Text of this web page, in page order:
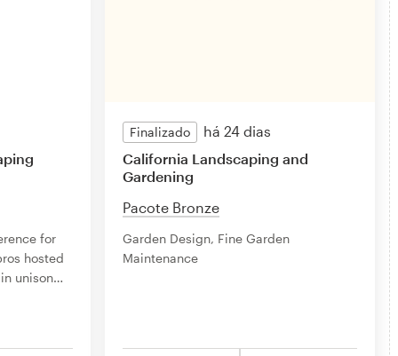
for
hosted
unison…
Finalizado
há 24 dias
California Landscaping and
Gardening
Pacote Bronze
Garden Design, Fine Garden
Maintenance